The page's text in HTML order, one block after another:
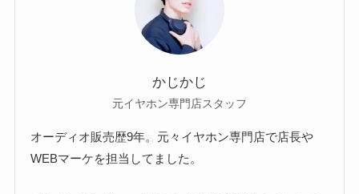
かじかじ
元イヤホン専門店スタッフ
オーディオ販売歴9年。元々イヤホン専門店で店長や
WEBマーケを担当してました。